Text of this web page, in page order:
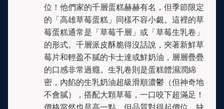
位！他們家的千層蛋糕赫赫有名，但季節限定
的「高雄草莓蛋糕」同樣不容小覷。這裡的草
莓蛋糕通常是「草莓千層」或「草莓生乳卷」
的形式。千層派皮酥脆得沒話說，夾著新鮮草
莓片和輕盈不膩的卡士達或鮮奶油，層層疊疊
的口感非常過癮。生乳卷則是蛋糕體濕潤綿
密，內餡的生乳奶油超級滑順濃鬱（但神奇地
不會膩），搭配大顆草莓，一口咬下超滿足！
價格當然也是高一點，但品質對得起價位。缺